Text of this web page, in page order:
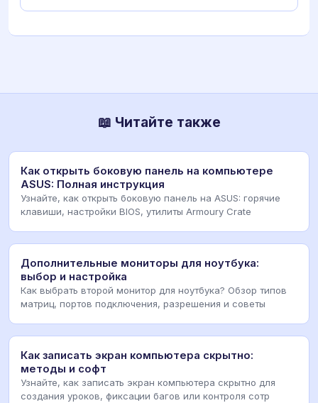
📖 Читайте также
Как открыть боковую панель на компьютере
ASUS: Полная инструкция
Узнайте, как открыть боковую панель на ASUS: горячие
клавиши, настройки BIOS, утилиты Armoury Crate
Дополнительные мониторы для ноутбука:
выбор и настройка
Как выбрать второй монитор для ноутбука? Обзор типов
матриц, портов подключения, разрешения и советы
Как записать экран компьютера скрытно:
методы и софт
Узнайте, как записать экран компьютера скрытно для
создания уроков, фиксации багов или контроля сотр